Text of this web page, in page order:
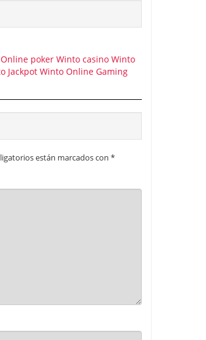
poker Winto casino Winto
Jackpot Winto Online Gaming
están marcados con *